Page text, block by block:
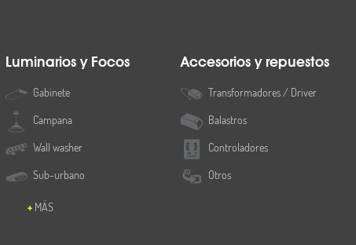
Luminarios y Focos
Gabinete
Campana
Wall washer
Sub-urbano
MÁS
Accesorios y repuestos
Transformadores / Driver
Balastros
Controladores
Otros